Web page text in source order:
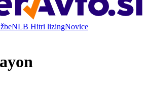
NLB Hitri lizingNovice